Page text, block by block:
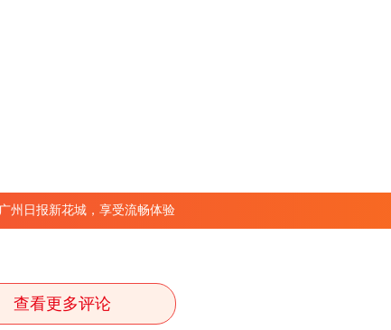
州日报新花城，享受流畅体验
查看更多评论